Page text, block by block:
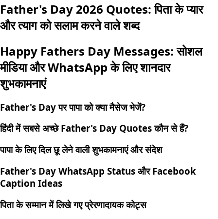
Father's Day 2026 Quotes: पिता के प्यार
और त्याग को सलाम करने वाले शब्द
Happy Fathers Day Messages: सोशल
मीडिया और WhatsApp के लिए शानदार
शुभकामनाएं
Father's Day पर पापा को क्या मैसेज भेजें?
हिंदी में सबसे अच्छे Father's Day Quotes कौन से हैं?
पापा के लिए दिल छू लेने वाली शुभकामनाएं और संदेश
Father's Day WhatsApp Status और Facebook
Caption Ideas
पिता के सम्मान में लिखे गए प्रेरणादायक कोट्स